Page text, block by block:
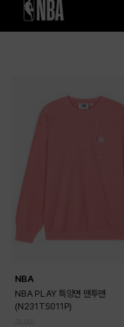
NBA
NBA PLAY 특양면 맨투맨
(N231TS011P)